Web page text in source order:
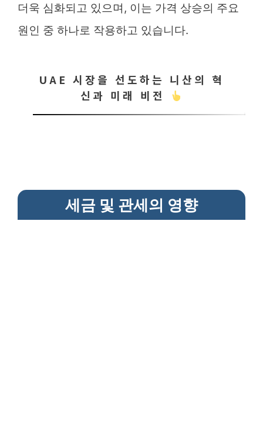
더욱 심화되고 있으며, 이는 가격 상승의 주요
원인 중 하나로 작용하고 있습니다.
UAE 시장을 선도하는 니산의 혁
신과 미래 비전
세금 및 관세의 영향